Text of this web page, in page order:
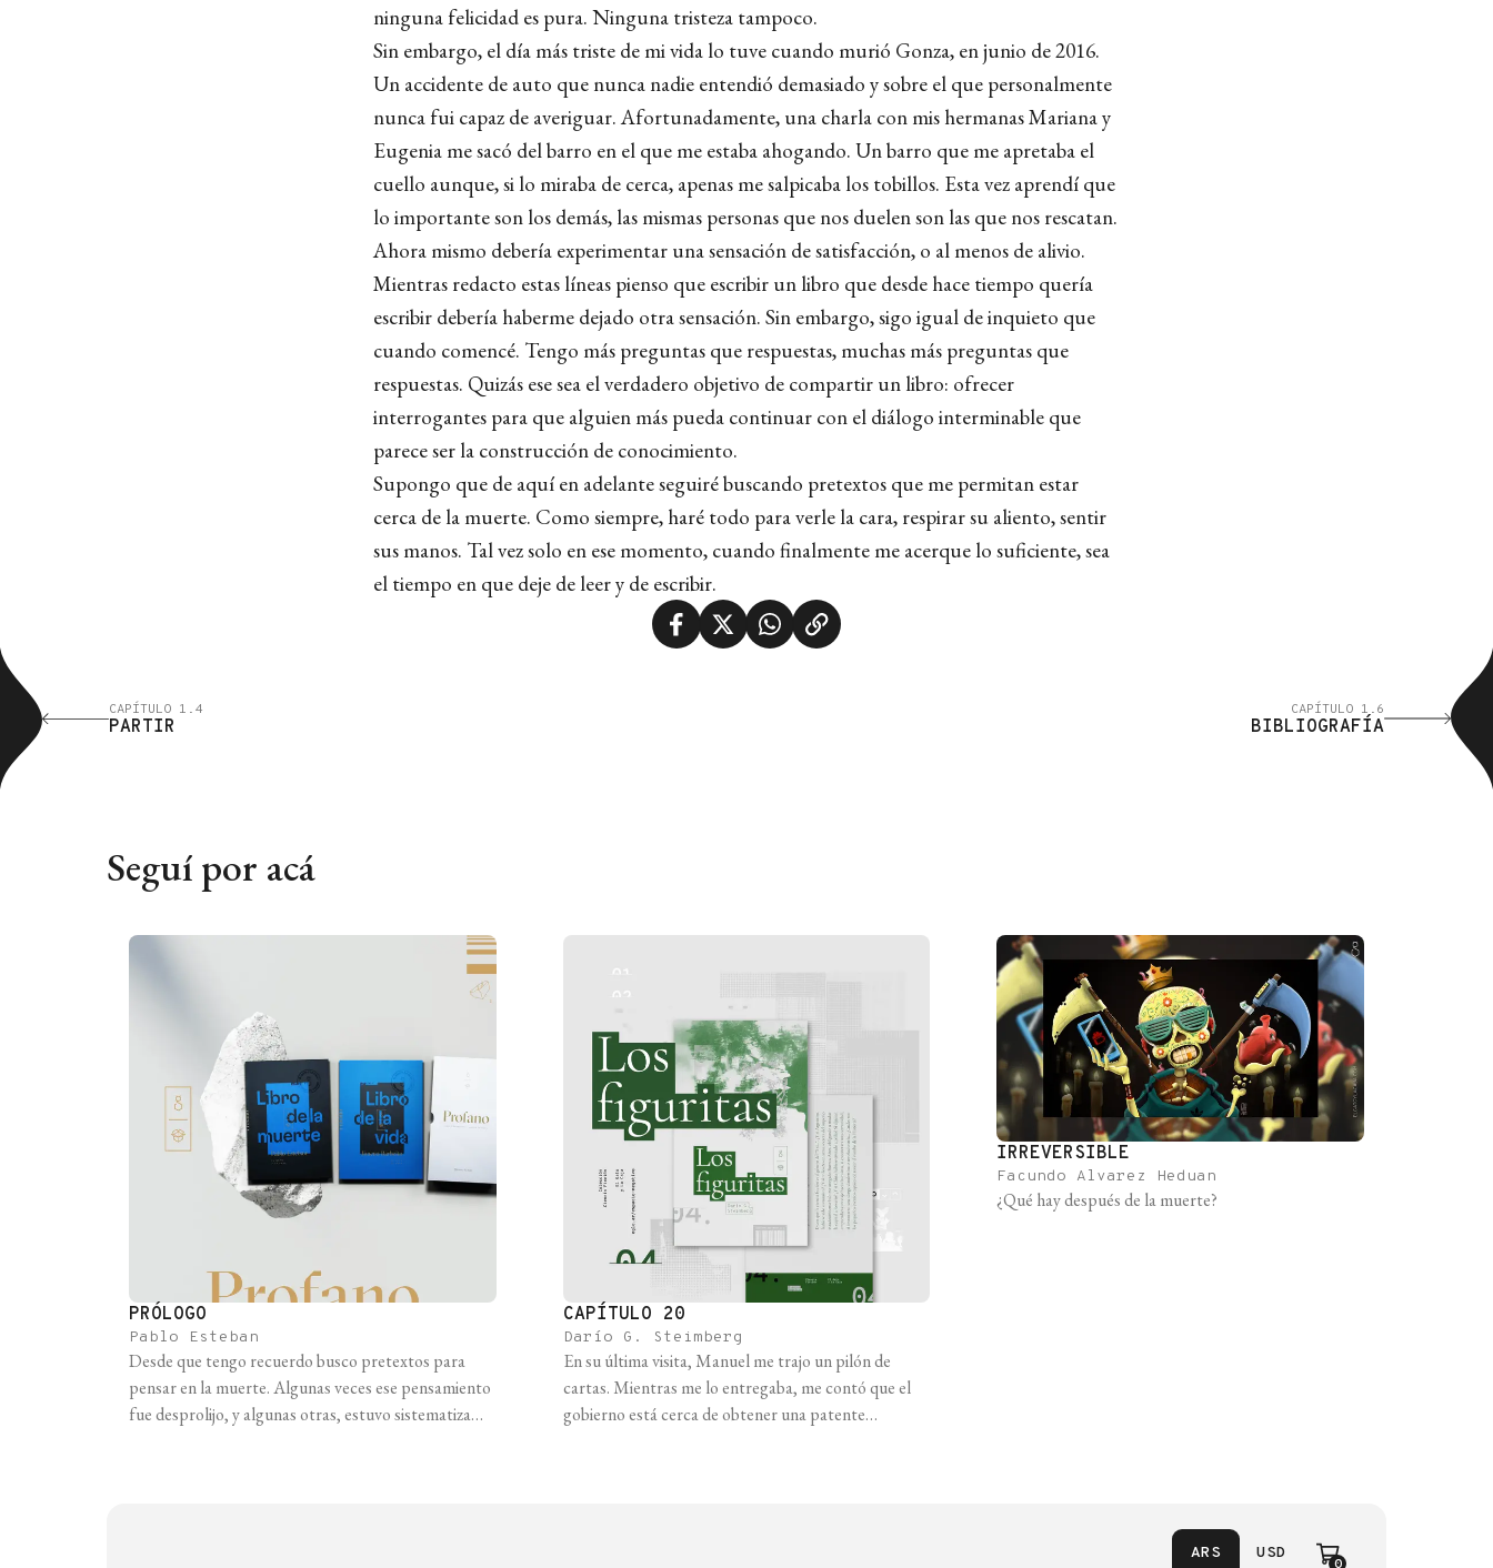
ninguna felicidad es pura. Ninguna tristeza tampoco.
Sin embargo, el día más triste de mi vida lo tuve cuando murió Gonza, en junio de 2016.
Un accidente de auto que nunca nadie entendió demasiado y sobre el que personalmente
nunca fui capaz de averiguar. Afortunadamente, una charla con mis hermanas Mariana y
Eugenia me sacó del barro en el que me estaba ahogando. Un barro que me apretaba el
cuello aunque, si lo miraba de cerca, apenas me salpicaba los tobillos. Esta vez aprendí que
lo importante son los demás, las mismas personas que nos duelen son las que nos rescatan.
Ahora mismo debería experimentar una sensación de satisfacción, o al menos de alivio.
Mientras redacto estas líneas pienso que escribir un libro que desde hace tiempo quería
escribir debería haberme dejado otra sensación. Sin embargo, sigo igual de inquieto que
cuando comencé. Tengo más preguntas que respuestas, muchas más preguntas que
respuestas. Quizás ese sea el verdadero objetivo de compartir un libro: ofrecer
interrogantes para que alguien más pueda continuar con el diálogo interminable que
parece ser la construcción de conocimiento.
Supongo que de aquí en adelante seguiré buscando pretextos que me permitan estar
cerca de la muerte. Como siempre, haré todo para verle la cara, respirar su aliento, sentir
sus manos. Tal vez solo en ese momento, cuando finalmente me acerque lo suficiente, sea
el tiempo en que deje de leer y de escribir.
CAPÍTULO 1.4
PARTIR
CAPÍTULO 1.6
BIBLIOGRAFÍA
Seguí por acá
PRÓLOGO
Pablo Esteban
Desde que tengo recuerdo busco pretextos para
pensar en la muerte. Algunas veces ese pensamiento
fue desprolijo, y algunas otras, estuvo sistematizado,
CAPÍTULO 20
Darío G. Steimberg
En su última visita, Manuel me trajo un pilón de
cartas. Mientras me lo entregaba, me contó que el
gobierno está cerca de obtener una patente
IRREVERSIBLE
Facundo Alvarez Heduan
¿Qué hay después de la muerte?
ARS USD